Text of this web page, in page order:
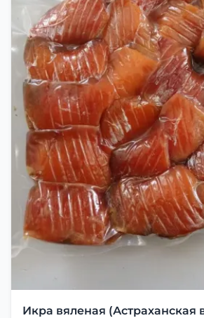
Икра вяленая (Астраханская